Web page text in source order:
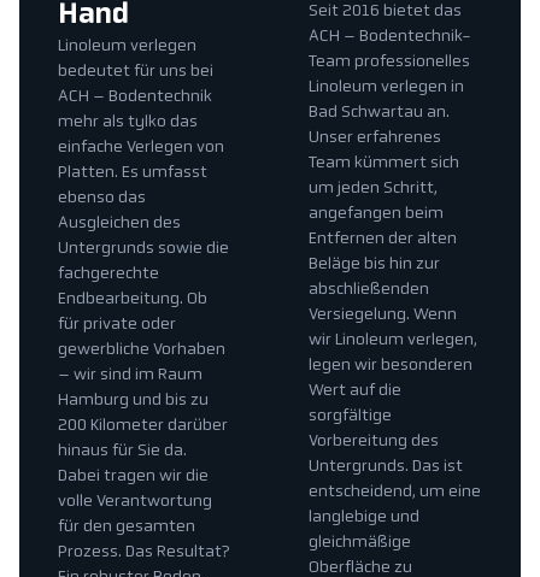
Seit 2016 bietet das
ACH – Bodentechnik-
Team professionelles
Linoleum verlegen in
Bad Schwartau an.
Unser erfahrenes
Team kümmert sich
um jeden Schritt,
angefangen beim
Entfernen der alten
Beläge bis hin zur
abschließenden
Versiegelung. Wenn
wir Linoleum verlegen,
legen wir besonderen
Wert auf die
sorgfältige
Vorbereitung des
Untergrunds. Das ist
entscheidend, um eine
langlebige und
gleichmäßige
Oberfläche zu
Hand
Linoleum verlegen
bedeutet für uns bei
ACH – Bodentechnik
mehr als tylko das
einfache Verlegen von
Platten. Es umfasst
ebenso das
Ausgleichen des
Untergrunds sowie die
fachgerechte
Endbearbeitung. Ob
für private oder
gewerbliche Vorhaben
– wir sind im Raum
Hamburg und bis zu
200 Kilometer darüber
hinaus für Sie da.
Dabei tragen wir die
volle Verantwortung
für den gesamten
Prozess. Das Resultat?